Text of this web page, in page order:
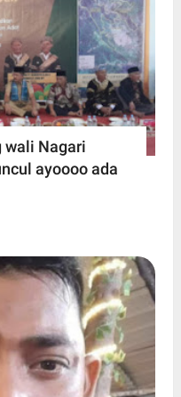
wali Nagari
ayoooo ada